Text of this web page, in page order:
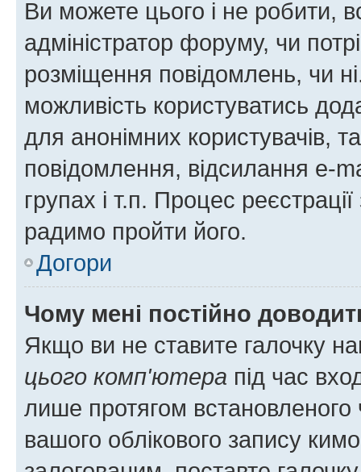
Ви можете цього і не робити,
адміністратор форуму, чи
розміщення повідомлень, чи
можливість користуватись
для анонімних користувачів,
повідомлення, відсилання e-
групах і т.п. Процес
радимо пройти його.
Догори
Чому мені постійно
Якщо ви не ставите галочку
цього комп'ютера під час
лише протягом встановленого
вашого облікового запису